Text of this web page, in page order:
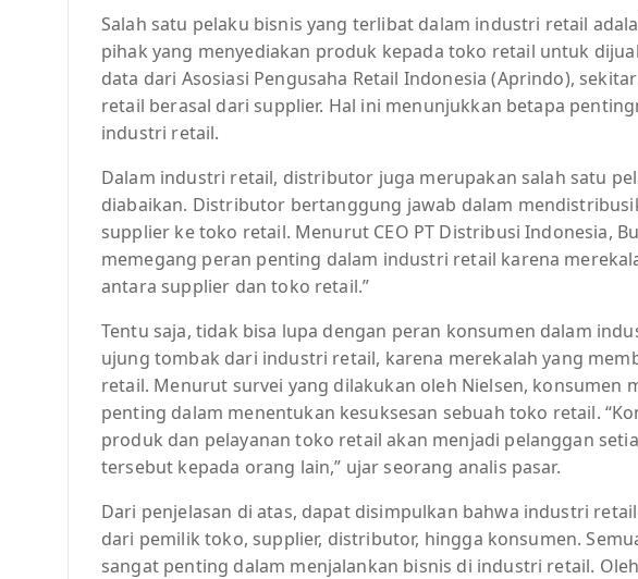
Salah satu pelaku bisnis yang terlibat dalam industri retail
pihak yang menyediakan produk kepada toko retail untuk
data dari Asosiasi Pengusaha Retail Indonesia (Aprindo),
retail berasal dari supplier. Hal ini menunjukkan betapa
industri retail.
Dalam industri retail, distributor juga merupakan salah satu
diabaikan. Distributor bertanggung jawab dalam
supplier ke toko retail. Menurut CEO PT Distribusi Indonesia,
memegang peran penting dalam industri retail karena
antara supplier dan toko retail.”
Tentu saja, tidak bisa lupa dengan peran konsumen dalam
ujung tombak dari industri retail, karena merekalah yang
retail. Menurut survei yang dilakukan oleh Nielsen, konsumen
penting dalam menentukan kesuksesan sebuah toko retail.
produk dan pelayanan toko retail akan menjadi pelanggan
tersebut kepada orang lain,” ujar seorang analis pasar.
Dari penjelasan di atas, dapat disimpulkan bahwa industri
dari pemilik toko, supplier, distributor, hingga konsumen.
sangat penting dalam menjalankan bisnis di industri retail.